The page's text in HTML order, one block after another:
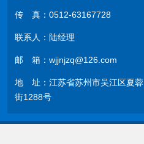
传 真：0512-63167728
联系人：陆经理
邮 箱：wjjnjzq@126.com
地 址：江苏省苏州市吴江区夏蓉
街1288号